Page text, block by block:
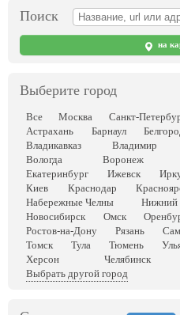
Поиск
на
Выберите город
Все Москва Санкт-
Астрахань
Барнаул
Владикавказ
Владимир
Вологда
Воронеж
Екатеринбург
Ижевск
Киев
Краснодар
Набережные Челны
Нижний
Новосибирск
Омск
Ростов-на-Дону
Рязань
Томск
Тула Тюмень
Херсон
Челябинск
Выбрать другой город